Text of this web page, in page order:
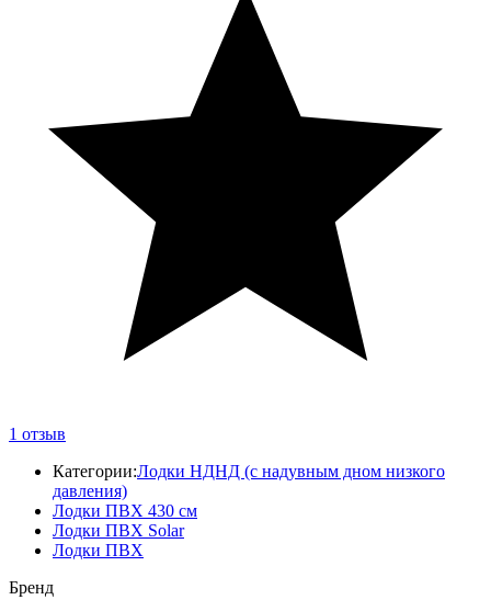
1 отзыв
Категории:Лодки НДНД (с надувным дном низкого
давления)
Лодки ПВХ 430 см
Лодки ПВХ Solar
Лодки ПВХ
Бренд